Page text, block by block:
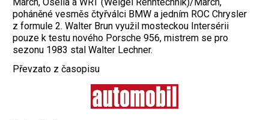
poháněné vesměs čtyřválci BMW a jedním ROC Chrysler
z formule 2. Walter Brun využil mosteckou Intersérii
pouze k testu nového Porsche 956, mistrem se pro
sezonu 1983 stal Walter Lechner.
Převzato z časopisu